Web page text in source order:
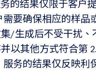
结果仅限于客户提
需要确保相应的样品
/生成后不受干扰、
以其他方式符合第
服务的结果仅反映利